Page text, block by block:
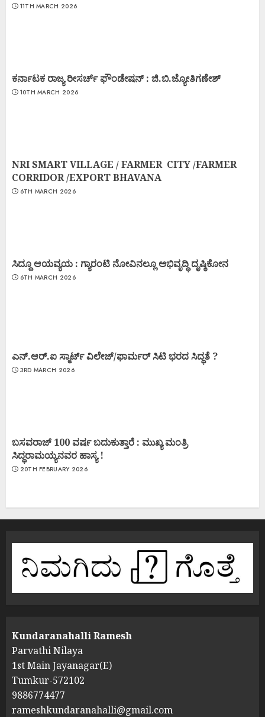
11TH MARCH 2026
ಕರ್ನಾಟಕ ರಾಜ್ಯ ರೀಸರ್ಚ್ ಫೌಂಡೇಷನ್ : ಜಿ.ಬಿ.ಜ್ಯೋತಿಗಣೇಶ್
10TH MARCH 2026
NRI SMART VILLAGE / FARMER CITY /FARMER
CORRIDOR /EXPORT BHAVANA
6TH MARCH 2026
ಸಿದ್ದೂ ಆಯವ್ಯಯ : ಗ್ಯಾರಂಟಿ ನೋವಿನಲ್ಲೂ ಅಭಿವೃದ್ಧಿ ದೃಷ್ಠಿಕೋನ
6TH MARCH 2026
ಎನ್.ಆರ್.ಐ ಸ್ಮಾರ್ಟ್ ವಿಲೇಜ್/ಫಾರ್ಮರ್ ಸಿಟಿ ಭರದ ಸಿದ್ಧತೆ ?
3RD MARCH 2026
ಬಸವರಾಜ್ 100 ವರ್ಷ ಬದುಕುತ್ತಾರೆ : ಮುಖ್ಯ ಮಂತ್ರಿ
ಸಿದ್ಧರಾಮಯ್ಯನವರ ಹಾಸ್ಯ !
20TH FEBRUARY 2026
Kundaranahalli Ramesh
Parvathi Nilaya
1st Main Jayanagar(E)
Tumkur-572102
9886774477
rameshkundaranahalli@gmail.com